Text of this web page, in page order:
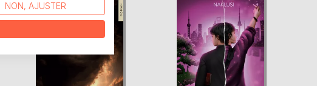
NON, AJUSTER